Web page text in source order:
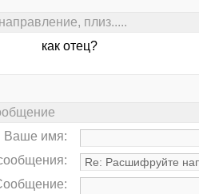
плиз.....
как отец?
Ваше имя: